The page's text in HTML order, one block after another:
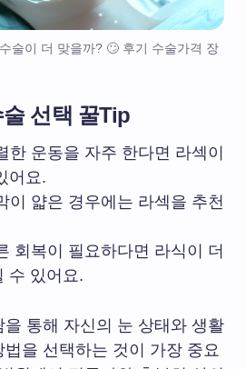
술이 더 맞을까? 🙄 후기 수술가격 장
선택 꿀Tip
한 운동을 자주 한다면 라섹이
어요.
이 얇은 경우에는 라섹을 추천
회복이 필요하다면 라식이 더
수 있어요.
통해 자신의 눈 상태와 생활
을 선택하는 것이 가장 중요